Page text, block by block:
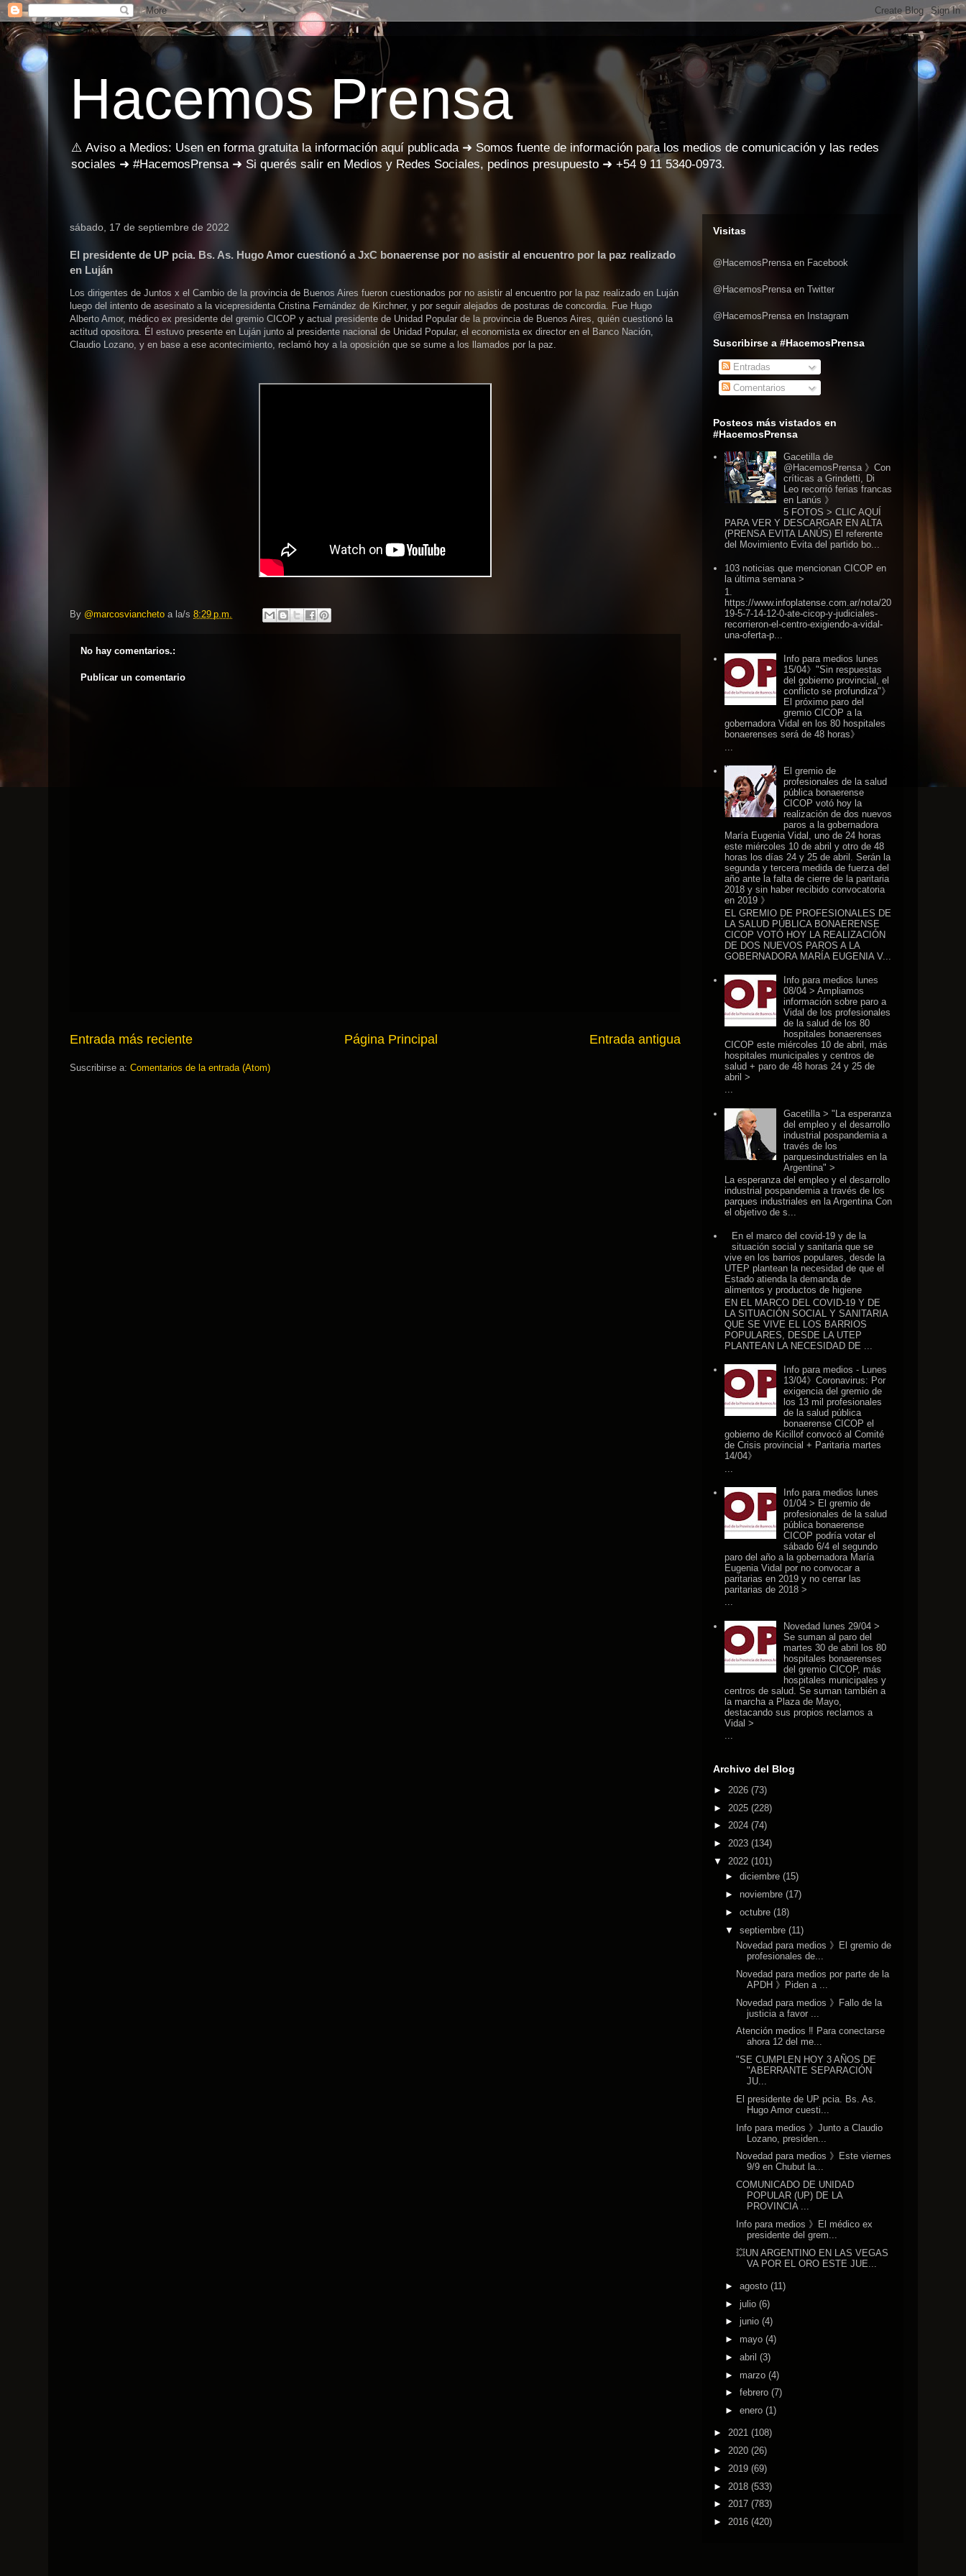
Hacemos Prensa
⚠️ Aviso a Medios: Usen en forma gratuita la información aquí publicada ➜ Somos fuente de información para los medios de comunicación y las redes
sociales ➜ #HacemosPrensa ➜ Si querés salir en Medios y Redes Sociales, pedinos presupuesto ➜ +54 9 11 5340-0973.
sábado, 17 de septiembre de 2022
El presidente de UP pcia. Bs. As. Hugo Amor cuestionó a JxC bonaerense por no asistir al encuentro por la paz realizado
en Luján
Los dirigentes de Juntos x el Cambio de la provincia de Buenos Aires fueron cuestionados por no asistir al encuentro por la paz realizado en Luján
luego del intento de asesinato a la vicepresidenta Cristina Fernández de Kirchner, y por seguir alejados de posturas de concordia. Fue Hugo
Alberto Amor, médico ex presidente del gremio CICOP y actual presidente de Unidad Popular de la provincia de Buenos Aires, quién cuestionó la
actitud opositora. Él estuvo presente en Luján junto al presidente nacional de Unidad Popular, el economista ex director en el Banco Nación,
Claudio Lozano, y en base a ese acontecimiento, reclamó hoy a la oposición que se sume a los llamados por la paz.
By @marcosviancheto a la/s 8:29 p.m.
No hay comentarios.:
Publicar un comentario
Entrada más reciente Entrada antigua
Página Principal
Suscribirse a: Comentarios de la entrada (Atom)
Visitas
@HacemosPrensa en Facebook
@HacemosPrensa en Twitter
@HacemosPrensa en Instagram
Suscribirse a #HacemosPrensa
Entradas
Comentarios
Posteos más vistados en
#HacemosPrensa
Gacetilla de
@HacemosPrensa 》Con
críticas a Grindetti, Di
Leo recorrió ferias francas
en Lanús 》
5 FOTOS > CLIC AQUÍ
PARA VER Y DESCARGAR EN ALTA
(PRENSA EVITA LANÚS) El referente
del Movimiento Evita del partido bo...
103 noticias que mencionan CICOP en
la última semana >
1.
https://www.infoplatense.com.ar/nota/20
19-5-7-14-12-0-ate-cicop-y-judiciales-
recorrieron-el-centro-exigiendo-a-vidal-
una-oferta-p...
Info para medios lunes
15/04》"Sin respuestas
del gobierno provincial, el
conflicto se profundiza"》
El próximo paro del
gremio CICOP a la
gobernadora Vidal en los 80 hospitales
bonaerenses será de 48 horas》
El gremio de
profesionales de la salud
pública bonaerense
CICOP votó hoy la
realización de dos nuevos
paros a la gobernadora
María Eugenia Vidal, uno de 24 horas
este miércoles 10 de abril y otro de 48
horas los días 24 y 25 de abril. Serán la
segunda y tercera medida de fuerza del
año ante la falta de cierre de la paritaria
2018 y sin haber recibido convocatoria
en 2019 》
EL GREMIO DE PROFESIONALES DE
LA SALUD PÚBLICA BONAERENSE
CICOP VOTÓ HOY LA REALIZACIÓN
DE DOS NUEVOS PAROS A LA
GOBERNADORA MARÍA EUGENIA V...
Info para medios lunes
08/04 > Ampliamos
información sobre paro a
Vidal de los profesionales
de la salud de los 80
hospitales bonaerenses
CICOP este miércoles 10 de abril, más
hospitales municipales y centros de
salud + paro de 48 horas 24 y 25 de
abril >
...
Gacetilla > "La esperanza
del empleo y el desarrollo
industrial pospandemia a
través de los
parquesindustriales en la
Argentina" >
La esperanza del empleo y el desarrollo
industrial pospandemia a través de los
parques industriales en la Argentina Con
el objetivo de s...
En el marco del covid-19 y de la
situación social y sanitaria que se
vive en los barrios populares, desde la
UTEP plantean la necesidad de que el
Estado atienda la demanda de
alimentos y productos de higiene
EN EL MARCO DEL COVID-19 Y DE
LA SITUACIÓN SOCIAL Y SANITARIA
QUE SE VIVE EL LOS BARRIOS
POPULARES, DESDE LA UTEP
PLANTEAN LA NECESIDAD DE ...
Info para medios - Lunes
13/04》Coronavirus: Por
exigencia del gremio de
los 13 mil profesionales
de la salud pública
bonaerense CICOP el
gobierno de Kicillof convocó al Comité
de Crisis provincial + Paritaria martes
14/04》
Info para medios lunes
01/04 > El gremio de
profesionales de la salud
pública bonaerense
CICOP podría votar el
sábado 6/4 el segundo
paro del año a la gobernadora María
Eugenia Vidal por no convocar a
paritarias en 2019 y no cerrar las
paritarias de 2018 >
...
Novedad lunes 29/04 >
Se suman al paro del
martes 30 de abril los 80
hospitales bonaerenses
del gremio CICOP, más
hospitales municipales y
centros de salud. Se suman también a
la marcha a Plaza de Mayo,
destacando sus propios reclamos a
Vidal >
...
Archivo del Blog
► 2026 (73)
► 2025 (228)
► 2024 (74)
► 2023 (134)
▼ 2022 (101)
► diciembre (15)
► noviembre (17)
► octubre (18)
▼ septiembre (11)
Novedad para medios 》El gremio de
profesionales de...
Novedad para medios por parte de la
APDH 》Piden a ...
Novedad para medios 》Fallo de la
justicia a favor ...
Atención medios ‼️ Para conectarse
ahora 12 del me...
"SE CUMPLEN HOY 3 AÑOS DE
"ABERRANTE SEPARACIÓN
JU...
El presidente de UP pcia. Bs. As.
Hugo Amor cuesti...
Info para medios 》Junto a Claudio
Lozano, presiden...
Novedad para medios 》Este viernes
9/9 en Chubut la...
COMUNICADO DE UNIDAD
POPULAR (UP) DE LA
PROVINCIA ...
Info para medios 》El médico ex
presidente del grem...
💥UN ARGENTINO EN LAS VEGAS
VA POR EL ORO ESTE JUE...
► agosto (11)
► julio (6)
► junio (4)
► mayo (4)
► abril (3)
► marzo (4)
► febrero (7)
► enero (1)
► 2021 (108)
► 2020 (26)
► 2019 (69)
► 2018 (533)
► 2017 (783)
► 2016 (420)